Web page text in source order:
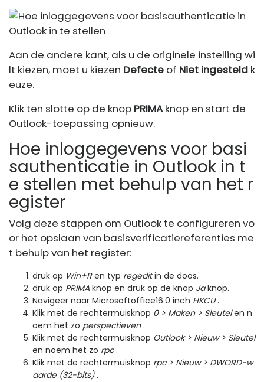
Aan de andere kant, als u de originele instelling wi
lt kiezen, moet u kiezen Defecte of Niet ingesteld k
euze.
Klik ten slotte op de knop PRIMAknop en start de
Outlook-toepassing opnieuw.
Hoe inloggegevens voor basi
sauthenticatie in Outlook in t
e stellen met behulp van het r
egister
Volg deze stappen om Outlook te configureren vo
or het opslaan van basisverificatiereferenties me
t behulp van het register:
druk op Win+Ren typ regeditin de doos.
druk op PRIMA knop en druk op de knop Jaknop.
Navigeer naar Microsoftoffice16.0 inch HKCU.
Klik met de rechtermuisknop 0 > Maken > Sleutelen n
oem het zo perspectieven.
Klik met de rechtermuisknop Outlook > Nieuw > Sleutel
en noem het zo rpc.
Klik met de rechtermuisknop rpc > Nieuw > DWORD-w
aarde (32-bits).